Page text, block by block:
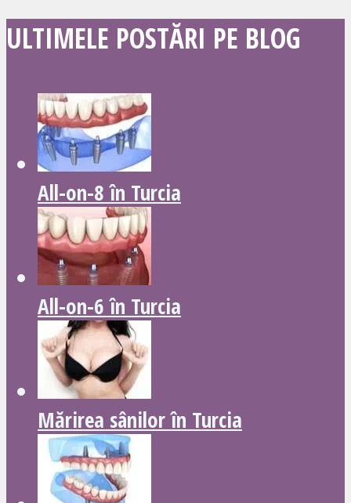
ULTIMELE POSTĂRI PE BLOG
All-on-8 în Turcia
All-on-6 în Turcia
Mărirea sânilor în Turcia